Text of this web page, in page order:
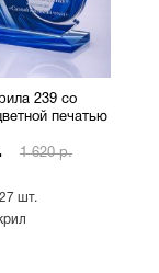
239 со
печатью
1 620 р.
шт.